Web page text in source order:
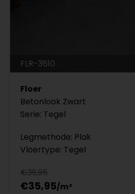
FLR-3610
Floer
Betonlook Zwart
Serie: Tegel
Legmethode: Plak
Vloertype: Tegel
€39,95
€35,95